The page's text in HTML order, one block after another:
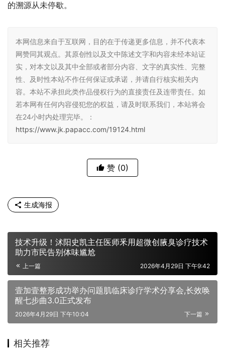
的溯源从未停歇。
本网信息来自于互联网，目的在于传递更多信息，并不代表本
网赞同其观点。其原创性以及文中陈述文字和内容未经本站证
实，对本文以及其中全部或者部分内容、文字的真实性、完整
性、及时性本站不作任何保证或承诺，并请自行核实相关内
容。本站不承担此类作品侵权行为的直接责任及连带责任。如
若本网有任何内容侵犯您的权益，请及时联系我们，本站将会
在24小时内处理完毕。：
https://www.jk.papacc.com/19124.html
赞 (0)
生成海报
技术升级！沭阳史凯主任医师釆用超微创腋臭诊疗技术
助力市民告别体味尴尬
上一篇 2026年4月29日 下午9:42
壹加壹整形成功举办问题肌临床诊疗学术分享会,长效唤
醒七步曲3.0正式发布
下一篇
2026年4月29日 下午10:04
相关推荐